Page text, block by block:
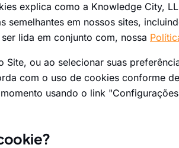
explica como a Knowledge City,
semelhantes em nossos sites,
lida em conjunto com, nossa
Site, ou ao selecionar suas
com o uso de cookies conforme
usando o link